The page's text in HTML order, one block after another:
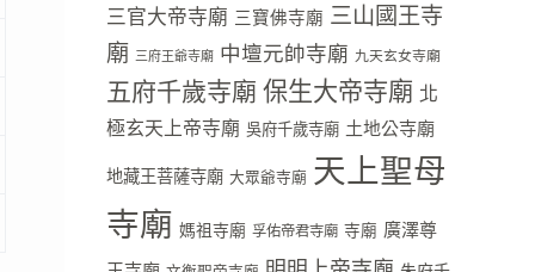
三官大帝寺廟 三寶佛寺廟 三山國王寺
廟 三府王爺寺廟 中壇元帥寺廟 九天玄女寺廟
五府千歲寺廟 保生大帝寺廟 北
極玄天上帝寺廟 吳府千歲寺廟 土地公寺廟
地藏王菩薩寺廟 大眾爺寺廟 天上聖母
寺廟 媽祖寺廟 孚佑帝君寺廟 寺廟 廣澤尊